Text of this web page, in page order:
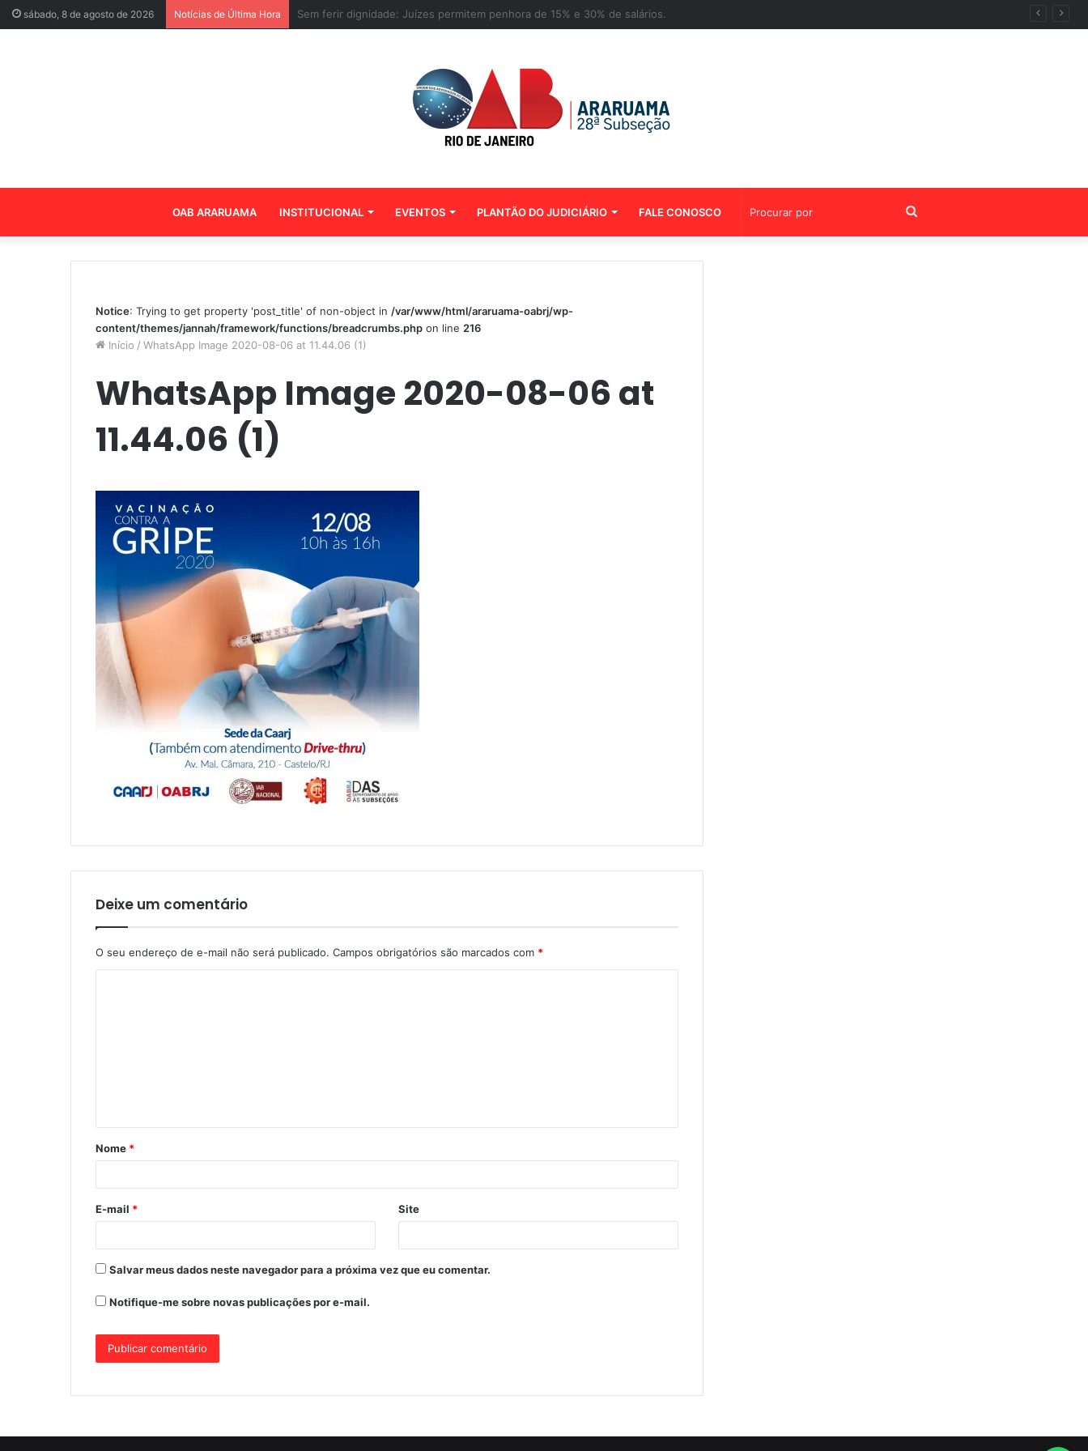
sábado, 8 de agosto de 2026 Notícias de Última Hora Veja a lista de contemplados no sorteio das 500 bolsas de pós-graduação da Mentoria da OABRJ
OAB ARARUAMA INSTITUCIONAL EVENTOS PLANTÃO DO JUDICIÁRIO FALE CONOSCO Procurar
Notice: Trying to get property 'post_title' of non-object in /var/www/html/araruama-oabrj/wp-
content/themes/jannah/framework/functions/breadcrumbs.php on line 216
Início / WhatsApp Image 2020-08-06 at 11.44.06 (1)
WhatsApp Image 2020-08-06 at
11.44.06 (1)
Deixe um comentário
O seu endereço de e-mail não será publicado. Campos obrigatórios são marcados com *
á
r
*
Nome *
E-mail * Site
Salvar meus dados neste navegador para a próxima vez que eu comentar.
Notifique-me sobre novas publicações por e-mail.